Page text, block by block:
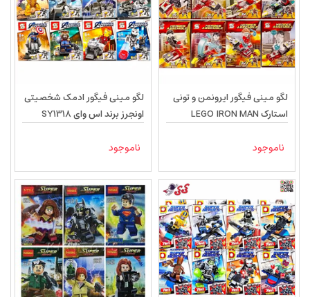
لگو مینی فیگور ایرونمن و تونی
استارک LEGO IRON MAN
ناموجود
لگو مینی فیگور ادمک شخصیتی
اونجرز برند اس وای SY1318
ناموجود